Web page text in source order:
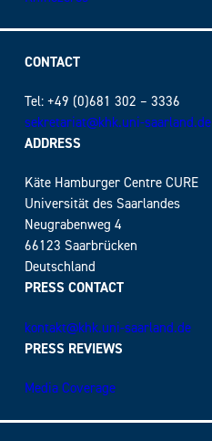
CONTACT
Tel: +49 (0)681 302 – 3336
sekretariat@khk.uni-saarland.de
ADDRESS
Käte Hamburger Centre CURE
Universität des Saarlandes
Neugrabenweg 4
66123 Saarbrücken
Deutschland
PRESS CONTACT
kontakt@khk.uni-saarland.de
PRESS REVIEWS
Media Coverage